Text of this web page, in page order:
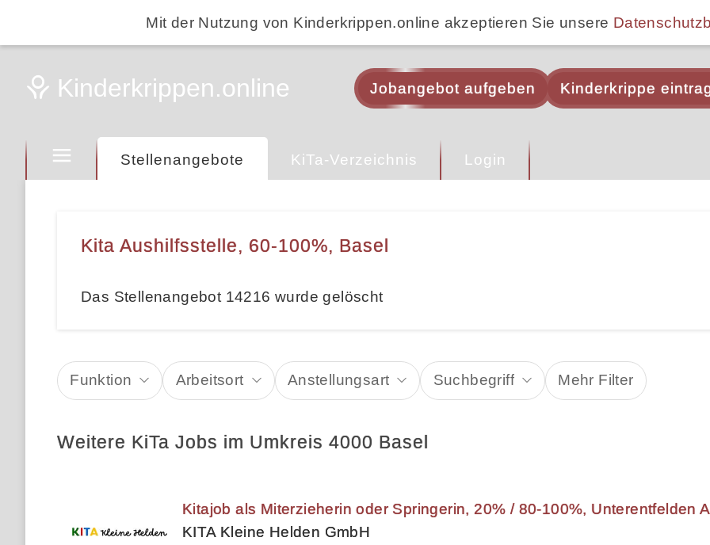
Mit der Nutzung von Kinderkrippen.online akzeptieren Sie unsere
Jobangebot aufgeben Kinderkrippe
Stellenangebote KiTa-Verzeichnis Login
Kita Aushilfsstelle, 60-100%, Basel
Das Stellenangebot 14216 wurde gelöscht
Funktion Arbeitsort Anstellungsart Suchbegriff Mehr Filter
Weitere KiTa Jobs im Umkreis 4000 Basel
Kitajob als Miterzieherin oder Springerin, 20% / 80-100%, Unterentfelden
KITA Kleine Helden GmbH